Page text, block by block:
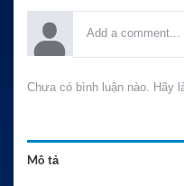
Chưa có bình luận nào. Hãy
Mô tả